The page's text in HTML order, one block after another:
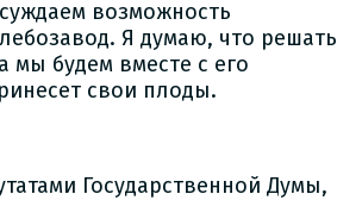
возможность
Я думаю, что решать
мы будем вместе с его
свои плоды.
Государственной Думы,